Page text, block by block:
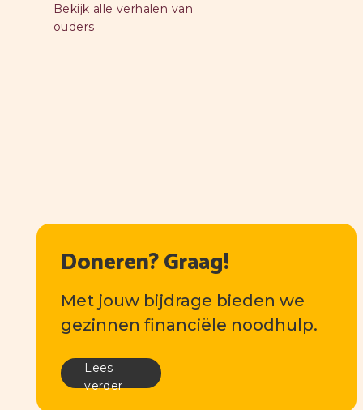
Bekijk alle verhalen van
ouders
Doneren? Graag!
Met jouw bijdrage bieden we
gezinnen financiële noodhulp.
Lees
verder